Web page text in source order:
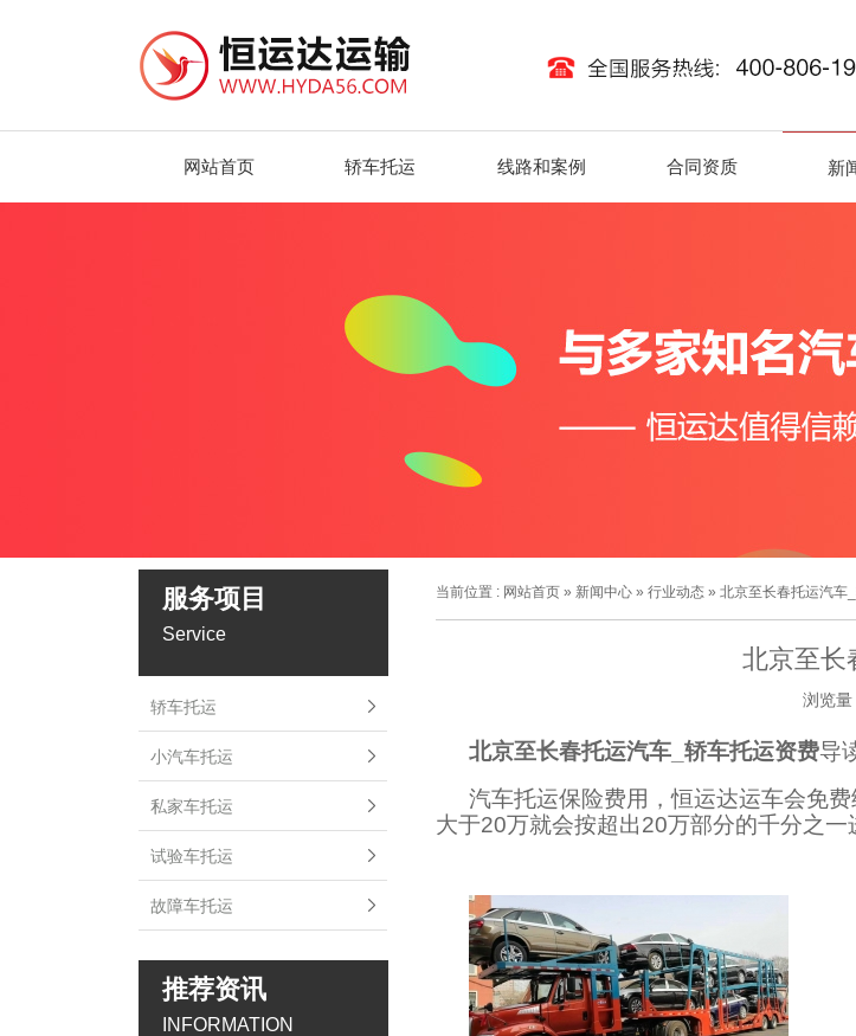
网站首页 轿车托运 线路和案例 合同资质 新
服务项目
Service
轿车托运
小汽车托运
私家车托运
试验车托运
故障车托运
推荐资讯
INFORMATION
当前位置 : 网站首页 » 新闻中心 » 行业动态 » 北京至长春托运汽车
北京至长
浏览
北京至长春托运汽车_轿车托运资费导
汽车托运保险费用，恒运达运车会免
大于20万就会按超出20万部分的千分之一